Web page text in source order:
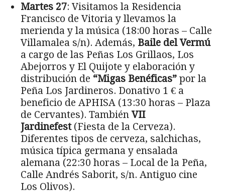
Martes 27: Visitamos la Residencia
Francisco de Vitoria y llevamos la
merienda y la música (18:00 horas – Calle
Villamalea s/n). Además, Baile del Vermú
a cargo de las Peñas Los Grillaos, Los
Abejorros y El Quijote y elaboración y
distribución de “Migas Benéficas” por la
Peña Los Jardineros. Donativo 1 € a
beneficio de APHISA (13:30 horas – Plaza
de Cervantes). TambiénVII
Jardinefest (Fiesta de la Cerveza).
Diferentes tipos de cerveza, salchichas,
música típica germana y ensalada
alemana (22:30 horas – Local de la Peña,
Calle Andrés Saborit, s/n. Antiguo cine
Los Olivos).